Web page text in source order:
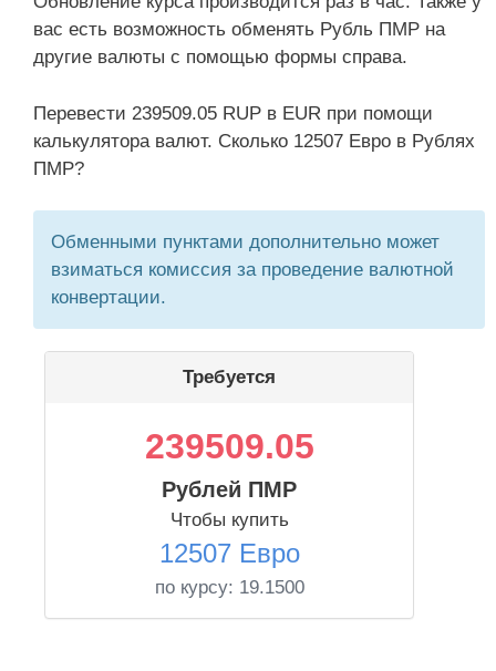
вас есть возможность обменять Рубль ПМР на
другие валюты с помощью формы справа.
Перевести 239509.05 RUP в EUR при помощи
калькулятора валют. Сколько 12507 Евро в Рублях
ПМР?
Обменными пунктами дополнительно может
взиматься комиссия за проведение валютной
конвертации.
Требуется
239509.05
Рублей ПМР
Чтобы купить
12507 Евро
по курсу: 19.1500